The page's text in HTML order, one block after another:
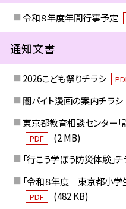
令和８年度年間行事予定
通知文書
2026こども祭りチラシ
闇バイト漫画の案内チラシ
東京都教育相談センター「
PDF
(2 MB)
「行こう学ぼう防災体験」
「令和８年度 東京都小学
PDF (482 KB)